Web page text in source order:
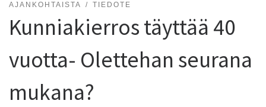
AJANKOHTAISTA TIEDOTE
Kunniakierros täyttää 40
vuotta- Olettehan seurana
mukana?